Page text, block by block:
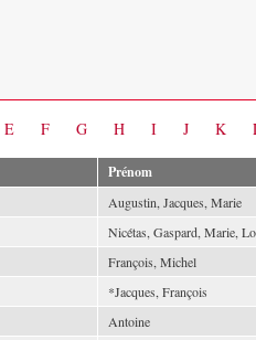
E F G H I J K
Prénom
Augustin, Jacques, Marie
Nicétas, Gaspard, Marie,
François, Michel
*Jacques, François
Antoine